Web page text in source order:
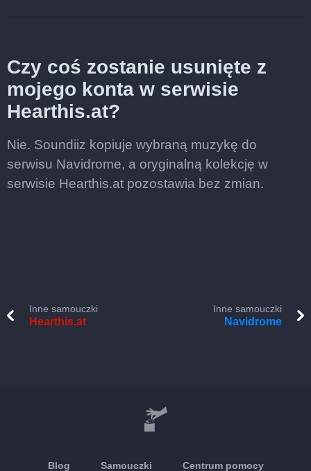
Czy coś zostanie usunięte z
mojego konta w serwisie
Hearthis.at?
Nie. Soundiiz kopiuje wybraną muzykę do
serwisu Navidrome, a oryginalną kolekcję w
serwisie Hearthis.at pozostawia bez zmian.
Inne samouczki
Hearthis.at
Inne samouczki
Navidrome
Blog Samouczki Centrum pomocy